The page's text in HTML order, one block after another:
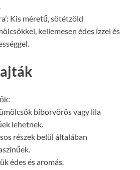
Kis méretű, sötétzöld
kellemesen édes ízzel és
bíborvörös vagy lila
lehetnek.
részek belül általában
édes és aromás.